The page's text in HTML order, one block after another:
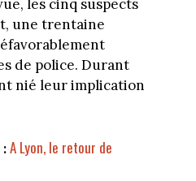
les cinq suspects
une trentaine
de police. Durant
nié leur implication
A Lyon, le retour de